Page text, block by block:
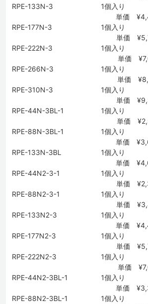
RPE-133N-3
1個入り
単価
RPE-177N-3
1個入り
単価
RPE-222N-3
1個入り
単価
RPE-266N-3
1個入り
単価
RPE-310N-3
1個入り
単価
RPE-44N-3BL-1
1個入り
単価
RPE-88N-3BL-1
1個入り
単価
RPE-133N-3BL
1個入り
単価
RPE-44N2-3-1
1個入り
単価
RPE-88N2-3-1
1個入り
単価
RPE-133N2-3
1個入り
単価
RPE-177N2-3
1個入り
単価
RPE-222N2-3
1個入り
単価
RPE-44N2-3BL-1
1個入り
単価
RPE-88N2-3BL-1
1個入り